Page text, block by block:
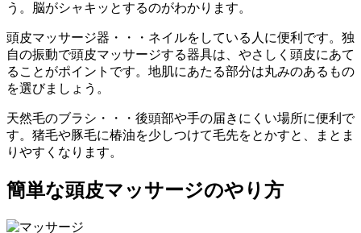
う。脳がシャキッとするのがわかります。
頭皮マッサージ器・・・ネイルをしている人に便利です。独
自の振動で頭皮マッサージする器具は、やさしく頭皮にあて
ることがポイントです。地肌にあたる部分は丸みのあるもの
を選びましょう。
天然毛のブラシ・・・後頭部や手の届きにくい場所に便利で
す。猪毛や豚毛に椿油を少しつけて毛先をとかすと、まとま
りやすくなります。
簡単な頭皮マッサージのやり方